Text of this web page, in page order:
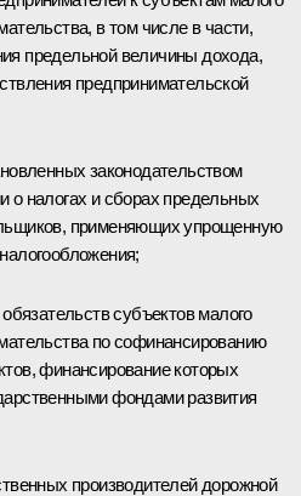
в том числе в части,
предельной величины дохода,
предпринимательской
законодательством
о налогах и сборах предельных
применяющих упрощенную
субъектов малого
по софинансированию
финансирование которых
фондами развития
производителей дорожной